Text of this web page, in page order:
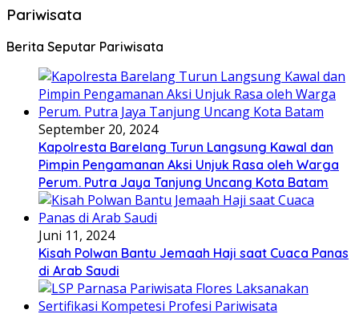
Pariwisata
Berita Seputar Pariwisata
September 20, 2024
Kapolresta Barelang Turun Langsung Kawal dan
Pimpin Pengamanan Aksi Unjuk Rasa oleh Warga
Perum. Putra Jaya Tanjung Uncang Kota Batam
Juni 11, 2024
Kisah Polwan Bantu Jemaah Haji saat Cuaca Panas
di Arab Saudi